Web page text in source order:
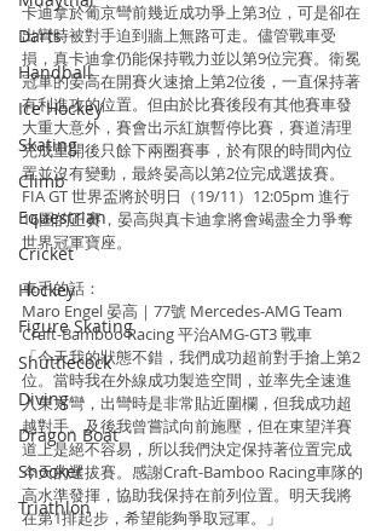
Darts
Handball
Ice Hockey
Skating
Climb
Equestrian
Cricket
Hockey
Figure Skating
Shuttlecock
Diving
Dragon Boat
Snooker
Triathlon
卡迪拿於葡京彎前幾近成功爭上第3位，可是卻在
出彎時被對手迫到牆上無路可走。儘管戰車受
損，真卡迪拿仍能保持戰力並以第9位完賽。衛冕
冠軍的晏高在開賽火速搶上第2位後，一直保持著
有利進攻的位置。但由於比賽後段有其他賽車發
大重大意外，賽會出示紅旗暫停比賽，賽道清理
完成重開後只餘下兩圈賽事，於有限的時間內位
置並沒有變動，最終晏高以第2位完成選拔賽。
FIA GT 世界盃將於明日（19/11）12:05pm 進行
16圈的正賽，晏高與真卡迪拿將會竭盡全力爭奪
世界冠軍寶座。
車手的話：
Maro Engel 晏高｜77號 Mercedes-AMG Team
Craft-Bamboo Racing 平治AMG-GT3 戰車
「今天我的狀態不錯，我們成功超前對手搶上第2
位。當時我在外線成功製造空間，並率先全速進
入東方彎，出彎時是非常貼近圍欄，但我成功超
越對手。及後我曾嘗試向前施壓，但在東望洋賽
道上是絕不容易，所以我們決定保持著位置完成
今天的選拔賽。感謝Craft-Bamboo Racing車隊的
高水準發揮，協助我保持在前列位置。明天我將
在第1排起步，希望能夠爭取冠軍。」